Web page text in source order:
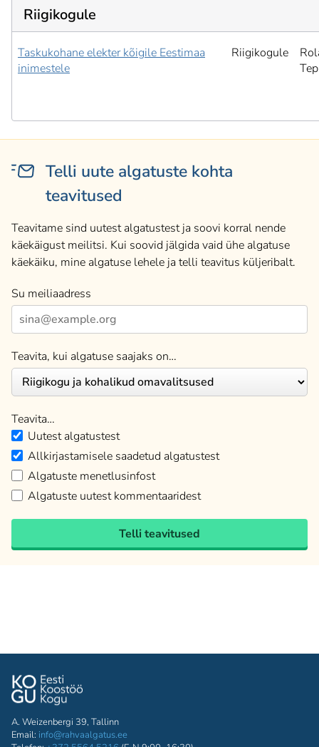
Riigikogule
Taskukohane elekter kõigile Eestimaa
inimestele
Riigikogule
Telli uute algatuste kohta
teavitused
Teavitame sind uutest algatustest ja soovi korral nende
käekäigust meilitsi. Kui soovid jälgida vaid ühe algatuse
käekäiku, mine algatuse lehele ja telli teavitus küljeribalt.
Su meiliaadress
Teavita, kui algatuse saajaks on…
Teavita…
Uutest algatustest
Allkirjastamisele saadetud algatustest
Algatuste menetlusinfost
Algatuste uutest kommentaaridest
Telli teavitused
A. Weizenbergi 39, Tallinn
Email: info@rahvaalgatus.ee